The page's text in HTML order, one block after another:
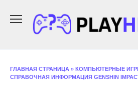
содержанию
ГЛАВНАЯ СТРАНИЦА » КОМПЬЮТЕРНЫЕ
СПРАВОЧНАЯ ИНФОРМАЦИЯ GENSHIN